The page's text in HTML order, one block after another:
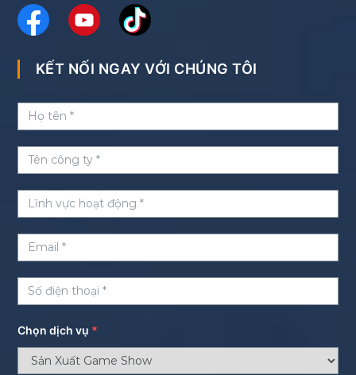
KẾT NỐI NGAY VỚI CHÚNG TÔI
Chọn dịch vụ *